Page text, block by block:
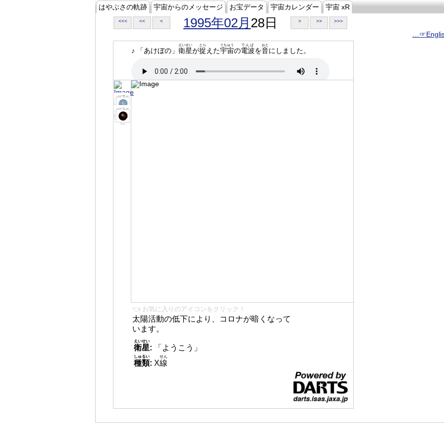
はやぶさの軌跡 宇宙からのメッセージ お宝データ 宇宙カレンダー 宇宙 xR
<<< << < 1995年02月 28日 > >> >>>
♪ 「あけぼの」 衛星
えいせい
が捉
とら
えた宇宙
うちゅう
の電波
でんぱ
を音
おと
にしました。
👈 お気に入りのアイコンをクリック！
太陽活動の低下により、コロナが暗くなって
います。
衛星
えいせい
:
「ようこう」
種類
しゅるい
: X線
せん